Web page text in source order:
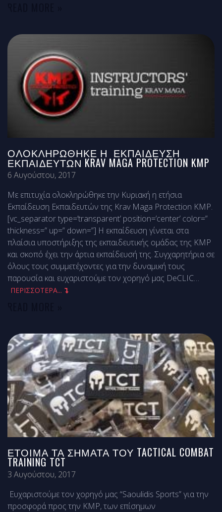
ΟΛΟΚΛΗΡΏΘΗΚΕ Η ΕΚΠΑΊΔΕΥΣΗ
ΕΚΠΑΙΔΕΥΤΏΝ KRAV MAGA PROTECTION KMP
6 Αυγούστου, 2017
Με επιτυχία ολοκληρώθηκε την Κυριακή η ετήσια
Εκπαίδευση Εκπαιδευτών της Krav Maga Protection KMP.
[vc_separator type=’transparent’ position=’center’ color=”
thickness=” up=” down=”] Η εκπαίδευση γίνεται στα
πλαίσια υποστήριξης της εκπαιδευτικής ομάδας της ΚΜΡ
και σκοπό έχει την άρτια εκπαίδευσή της. Συγχαρητήρια σε
όλους τους συμμετέχοντες για την δυναμική τους
παρουσία και ευχαριστούμε τον χορηγό μας DeCLIC…
ΠΕΡΙΣΣΟΤΕΡΑ...
ΈΤΟΙΜΑ ΤΑ ΣΉΜΑΤΑ ΤΟΥ TACTICAL COMBAT
TRAINING TCT
3 Αυγούστου, 2017
Ευχαριστούμε τον χορηγό μας “Saoulidis Sports” για την
προσφορά προς την ΚΜΡ, των επίσημων